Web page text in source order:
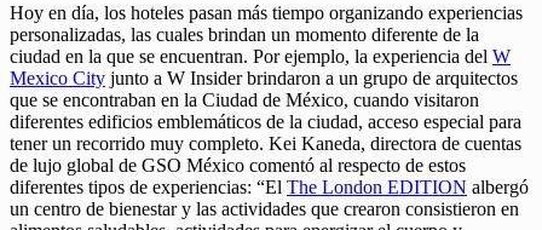
Hoy en día, los hoteles pasan más tiempo organizando experiencias
personalizadas, las cuales brindan un momento diferente de la
ciudad en la que se encuentran. Por ejemplo, la experiencia del W
Mexico City junto a W Insider brindaron a un grupo de arquitectos
que se encontraban en la Ciudad de México, cuando visitaron
diferentes edificios emblemáticos de la ciudad, acceso especial para
tener un recorrido muy completo. Kei Kaneda, directora de cuentas
de lujo global de GSO México comentó al respecto de estos
diferentes tipos de experiencias: “El The London EDITION albergó
un centro de bienestar y las actividades que crearon consistieron en